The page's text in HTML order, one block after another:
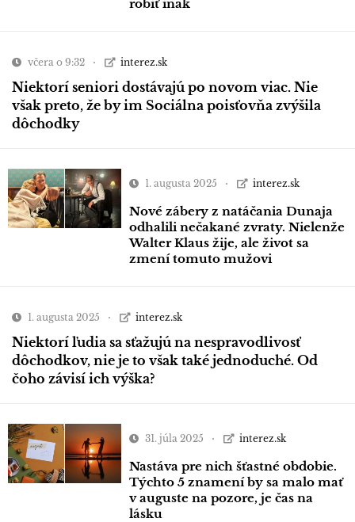
robiť inak
včera o 9:32 interez.sk
Niektorí seniori dostávajú po novom viac. Nie
však preto, že by im Sociálna poisťovňa zvýšila
dôchodky
1. augusta 2025 interez.sk
Nové zábery z natáčania Dunaja
odhalili nečakané zvraty. Nielenže
Walter Klaus žije, ale život sa
zmení tomuto mužovi
1. augusta 2025 interez.sk
Niektorí ľudia sa sťažujú na nespravodlivosť
dôchodkov, nie je to však také jednoduché. Od
čoho závisí ich výška?
31. júla 2025 interez.sk
Nastáva pre nich šťastné obdobie.
Týchto 5 znamení by sa malo mať
v auguste na pozore, je čas na
lásku